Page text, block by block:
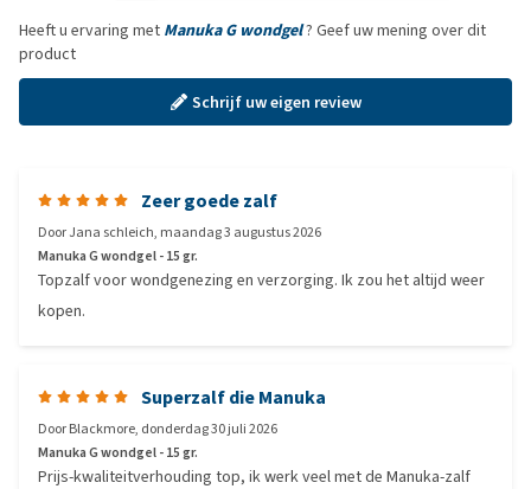
Heeft u ervaring met Manuka G wondgel? Geef uw mening over dit
product
Schrijf uw eigen review
Zeer goede zalf
DoorJana schleich, maandag 3 augustus 2026
Manuka G wondgel - 15 gr.
Topzalf voor wondgenezing en verzorging. Ik zou het altijd weer
kopen.
Superzalf die Manuka
DoorBlackmore, donderdag 30 juli 2026
Manuka G wondgel - 15 gr.
Prijs-kwaliteitverhouding top, ik werk veel met de Manuka-zalf